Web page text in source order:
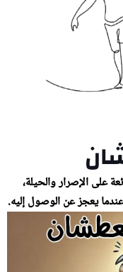
على الإصرار والحيلة،
يعجز عن الوصول إليه.